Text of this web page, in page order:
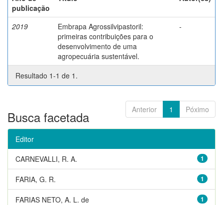
publicação
2019
Embrapa Agrossilvipastoril:
primeiras contribuições para o
desenvolvimento de uma
agropecuária sustentável.
-
Resultado 1-1 de 1.
Anterior 1 Póximo
Busca facetada
Editor
1
CARNEVALLI, R. A.
1
FARIA, G. R.
1
FARIAS NETO, A. L. de